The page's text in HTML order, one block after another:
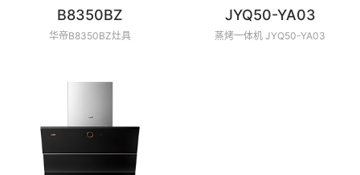
B8350BZ
华帝B8350BZ灶具
JYQ50-YA03
蒸烤一体机 JYQ50-YA03